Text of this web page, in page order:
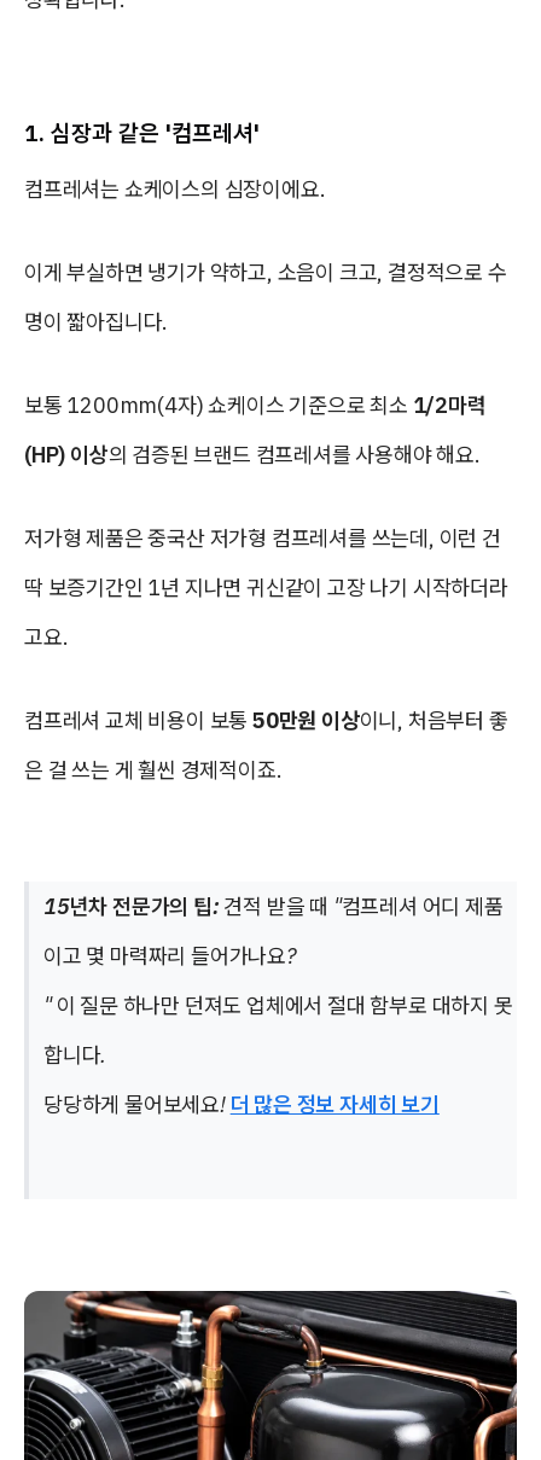
1. 심장과 같은 '컴프레셔'
컴프레셔는 쇼케이스의 심장이에요.
이게 부실하면 냉기가 약하고, 소음이 크고, 결정적으로 수
명이 짧아집니다.
보통 1200mm(4자) 쇼케이스 기준으로 최소 1/2마력
(HP) 이상의 검증된 브랜드 컴프레셔를 사용해야 해요.
저가형 제품은 중국산 저가형 컴프레셔를 쓰는데, 이런 건
딱 보증기간인 1년 지나면 귀신같이 고장 나기 시작하더라
고요.
컴프레셔 교체 비용이 보통50만원 이상이니, 처음부터 좋
은 걸 쓰는 게 훨씬 경제적이죠.
15년차 전문가의 팁: 견적 받을 때 "컴프레셔 어디 제품
이고 몇 마력짜리 들어가나요?
" 이 질문 하나만 던져도 업체에서 절대 함부로 대하지 못
합니다.
당당하게 물어보세요! 더 많은 정보 자세히 보기